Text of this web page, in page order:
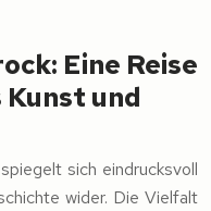
Eine Reise
und
sich eindrucksvoll
wider. Die Vielfalt